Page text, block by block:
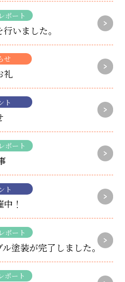
ポート
いました。
せ
礼
ト
ポート
ト
！
ポート
塗装が完了しました。
ポート